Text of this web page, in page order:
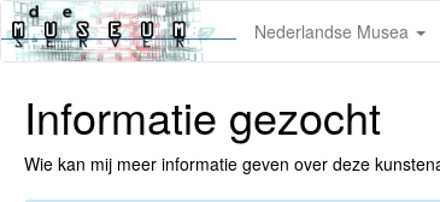
Nederlandse Musea
Informatie gezocht
Wie kan mij meer informatie geven over deze